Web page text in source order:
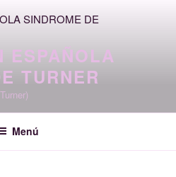
ESPAÑOLA
TURNER
Menú